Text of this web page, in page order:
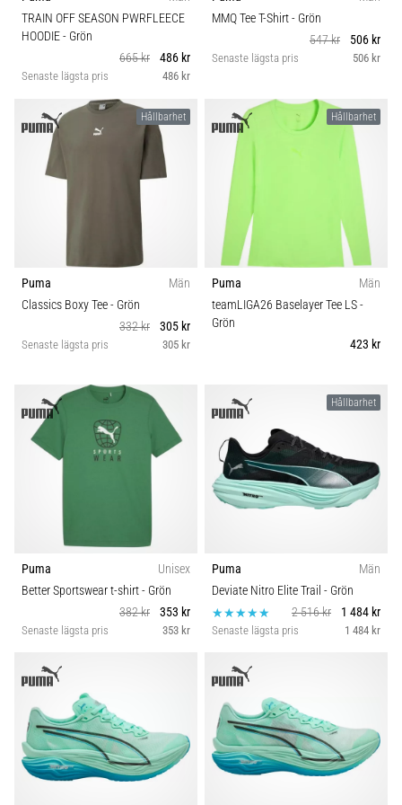
är
vanligaste…
5. 8. 2026
8 min. läsning
Symptom,
och
behandling
du
under
eller
efter
löpning?
vanligaste
orsakerna
plantar
Vad
det…
Visa
alla
artiklar
Passform
Hållbarhet
Säsong
Komfort och dämpning
Carbon
TRAIN OFF SEASON PWRFLEECE
HOODIE- Grön
665 kr
486 kr
Senaste lägsta pris 486 kr
MMQ Tee T-Shirt- Grön
547 kr
506 kr
Senaste lägsta pris 506 kr
Hållbarhet
Puma
Män
Classics Boxy Tee- Grön
332 kr
305 kr
Senaste lägsta pris 305 kr
Hållbarhet
Puma
Män
teamLIGA26 Baselayer Tee LS-
Grön
423 kr
Puma
Unisex
Better Sportswear t-shirt- Grön
382 kr
353 kr
Senaste lägsta pris 353 kr
Hållbarhet
Puma
Män
Deviate Nitro Elite Trail - Grön
2 516 kr
1 484 kr
Senaste lägsta pris 1 484 kr